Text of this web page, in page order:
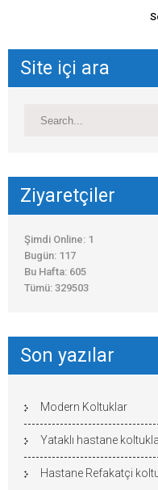
Site içi ara
Ziyaretçiler
Şimdi Online: 1
Bugün: 117
Bu Hafta: 605
Tümü: 329503
Son yazılar
Modern Koltuklar
Yataklı hastane
Hastane Refakatçi